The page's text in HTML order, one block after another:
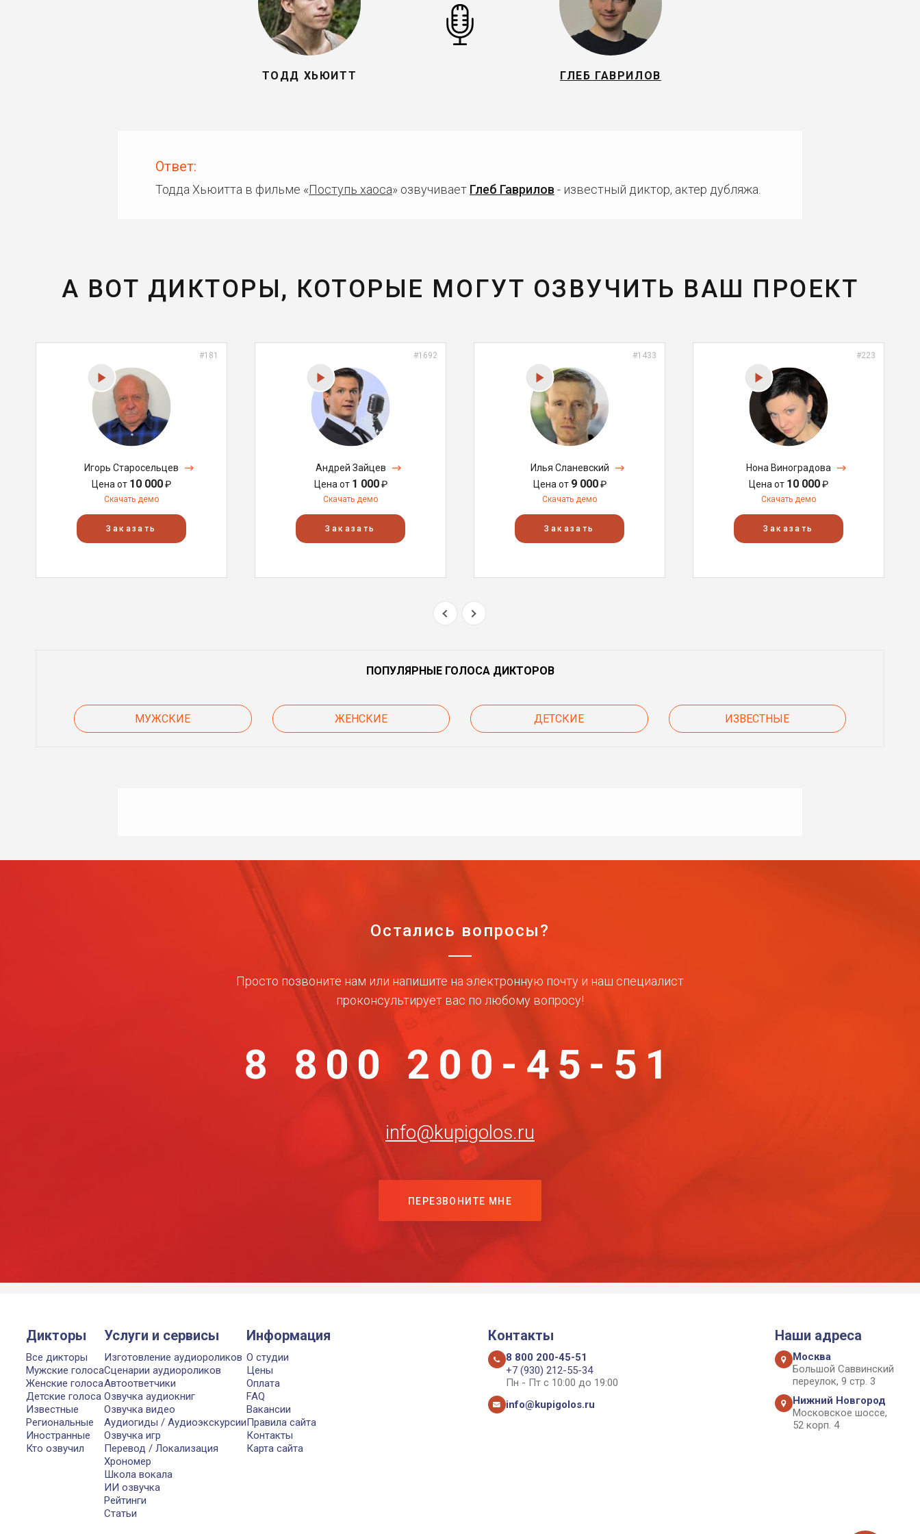
ТОДД ХЬЮИТТ ГЛЕБ ГАВРИЛОВ
Ответ:
Тодда Хьюитта в фильме «Поступь хаоса» озвучивает Глеб Гаврилов - известный диктор, актер дубляжа.
А ВОТ ДИКТОРЫ, КОТОРЫЕ МОГУТ ОЗВУЧИТЬ ВАШ ПРОЕКТ
#181
Игорь Старосельцев
Цена от 10 000₽
Скачать демо
Заказать
#1692
Андрей Зайцев
Цена от 1 000₽
Скачать демо
Заказать
#1433
Илья Сланевский
Цена от 9 000₽
Скачать демо
Заказать
#223
Нона Виноградова
Цена от 10 000₽
Скачать демо
Заказать
ПОПУЛЯРНЫЕ ГОЛОСА ДИКТОРОВ
МУЖСКИЕ ЖЕНСКИЕ ДЕТСКИЕ ИЗВЕСТНЫЕ
Остались вопросы?
Просто позвоните нам или напишите на электронную почту и наш специалист
проконсультирует вас по любому вопросу!
8 800 200-45-51
info@kupigolos.ru
ПЕРЕЗВОНИТЕ МНЕ
Дикторы
Все дикторы
Мужские голоса
Женские голоса
Детские голоса
Известные
Региональные
Иностранные
Кто озвучил
Услуги и сервисы
Изготовление аудиороликов
Сценарии аудиороликов
Автоответчики
Озвучка аудиокниг
Озвучка видео
Аудиогиды / Аудиоэкскурсии
Озвучка игр
Перевод / Локализация
Хрономер
Школа вокала
ИИ озвучка
Рейтинги
Статьи
Информация
О студии
Цены
Оплата
FAQ
Вакансии
Правила сайта
Контакты
Карта сайта
Контакты
8 800 200-45-51
+7 (930) 212-55-34
Пн - Пт с 10:00 до 19:00
info@kupigolos.ru
Наши адреса
Москва
Большой Саввинский
переулок, 9 стр. 3
Нижний Новгород
Московское шоссе,
52 корп. 4